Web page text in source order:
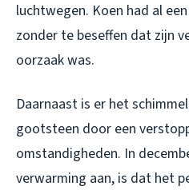
luchtwegen. Koen had al
zonder te beseffen dat zijn
oorzaak was.
Daarnaast is er het
gootsteen door een
omstandigheden. In
verwarming aan, is dat het